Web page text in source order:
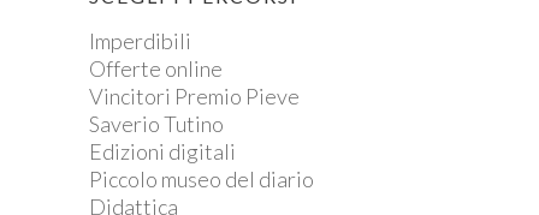
Imperdibili
Offerte online
Vincitori Premio Pieve
Saverio Tutino
Edizioni digitali
Piccolo museo del diario
Didattica